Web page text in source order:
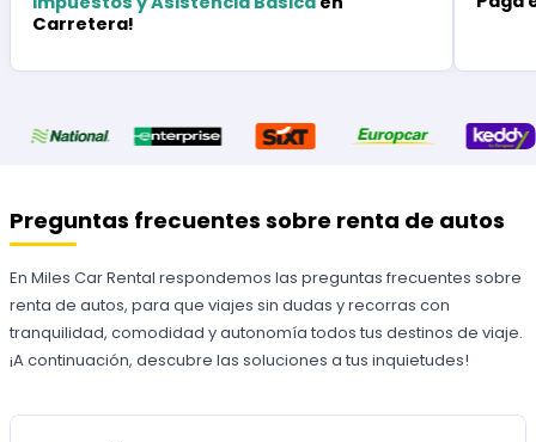
Carretera!
Preguntas frecuentes sobre renta de autos
En Miles Car Rental respondemos las preguntas frecuentes sobre
renta de autos, para que viajes sin dudas y recorras con
tranquilidad, comodidad y autonomía todos tus destinos de viaje.
¡A continuación, descubre las soluciones a tus inquietudes!